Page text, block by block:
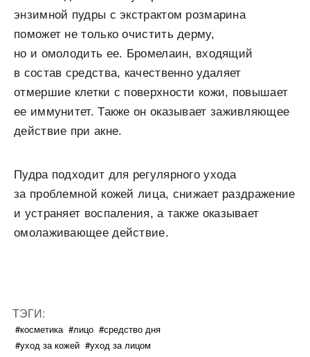
энзимной пудры с экстрактом розмарина
поможет не только очистить дерму,
но и омолодить ее. Бромелаин, входящий
в состав средства, качественно удаляет
отмершие клетки с поверхности кожи, повышает
ее иммунитет. Также он оказывает заживляющее
действие при акне.
Пудра подходит для регулярного ухода
за проблемной кожей лица, снижает раздражение
и устраняет воспаления, а также оказывает
омолаживающее действие.
ТЭГИ:
#косметика #лицо #средство дня
#уход за кожей #уход за лицом